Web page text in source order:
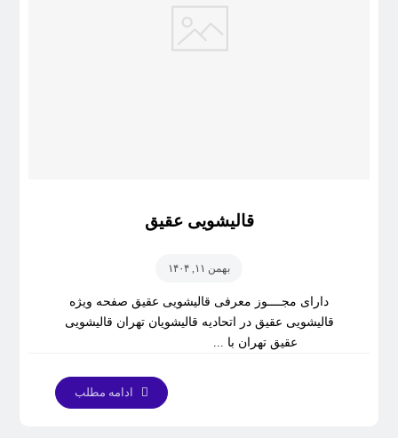
قالیشویی عقیق
بهمن ۱۱, ۱۴۰۴
دارای مجــــوز معرفی قالیشویی عقیق صفحه ویژه
قالیشویی عقیق در اتحادیه قالیشویان تهران قالیشویی
عقیق تهران با ...
ادامه مطلب